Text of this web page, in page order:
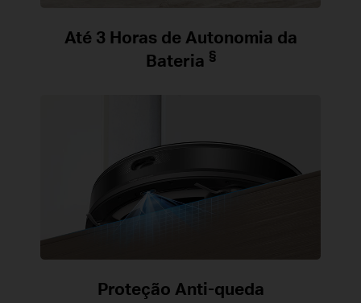
Até 3 Horas de Autonomia da
Bateria §
Proteção Anti-queda